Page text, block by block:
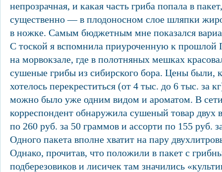
непрозрачная, и какая часть гриба попала в
существенно — в плодоносном слое шляпки
в ножке. Самым бюджетным мне показался
С тоской я вспомнила приуроченную к прошлой
на морвокзале, где в полотняных мешках
сушеные грибы из сибирского бора. Цены были,
хотелось перекреститься (от 4 тыс. до 6 тыс. за
можно было уже одним видом и ароматом. В
корреспондент обнаружила сушеный товар двух
по 260 руб. за 50 граммов и ассорти по 155 руб.
Одного пакета вполне хватит на пару
Однако, прочитав, что положили в пакет с
подберезовиков и лисичек там значились